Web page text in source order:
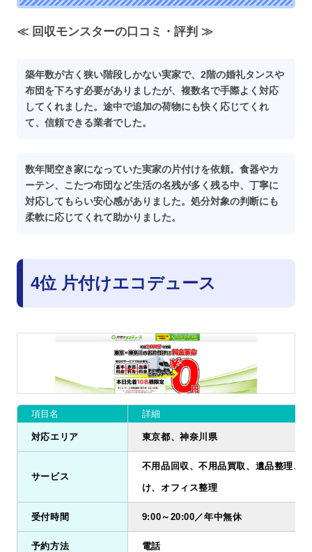
≪ 回収モンスターの口コミ・評判 ≫
築年数が古く狭い階段しかない実家で、2階の婚礼タンスや
布団を下ろす必要がありましたが、複数名で手際よく対応
してくれました。途中で追加の荷物にも快く応じてくれ
て、信頼できる業者でした。
数年間空き家になっていた実家の片付けを依頼。食器やカ
ーテン、こたつ布団など生活の名残が多く残る中、丁寧に
対応してもらい安心感がありました。処分対象の判断にも
柔軟に応じてくれて助かりました。
4位 片付けエコデュース
項目名 詳細
対応エリア 東京都、神奈川県
サービス
不用品回収、不用品買取、遺品整理、
け、オフィス整理
受付時間 9:00～20:00／年中無休
予約方法 電話